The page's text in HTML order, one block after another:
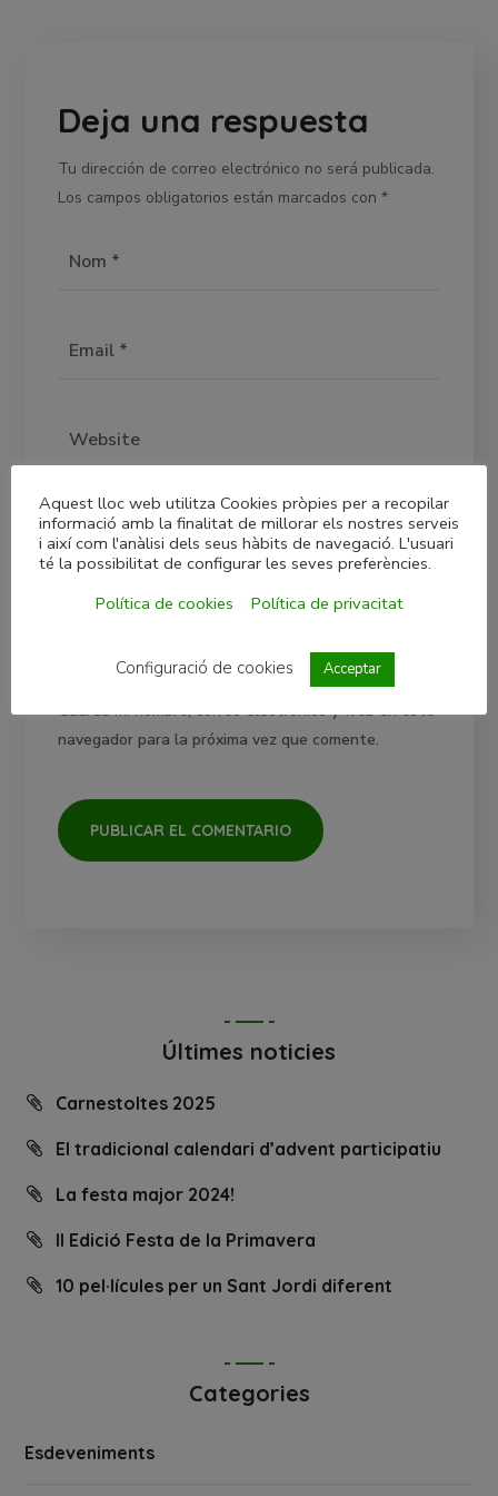
Deja una respuesta
Tu dirección de correo electrónico no será publicada.
Los campos obligatorios están marcados con*
Guarda mi nombre, correo electrónico y web en este
navegador para la próxima vez que comente.
Últimes noticies
Carnestoltes 2025
El tradicional calendari d’advent participatiu
La festa major 2024!
II Edició Festa de la Primavera
10 pel·lícules per un Sant Jordi diferent
Categories
Esdeveniments
Aquest lloc web utilitza Cookies pròpies per a recopilar
informació amb la finalitat de millorar els nostres serveis
i així com l'anàlisi dels seus hàbits de navegació. L'usuari
té la possibilitat de configurar les seves preferències.
Política de cookies
Política de privacitat
Configuració de cookies Acceptar